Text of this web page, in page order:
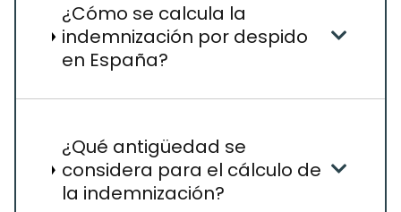
¿Cómo se calcula la
indemnización por despido
en España?
¿Qué antigüedad se
considera para el cálculo de
la indemnización?